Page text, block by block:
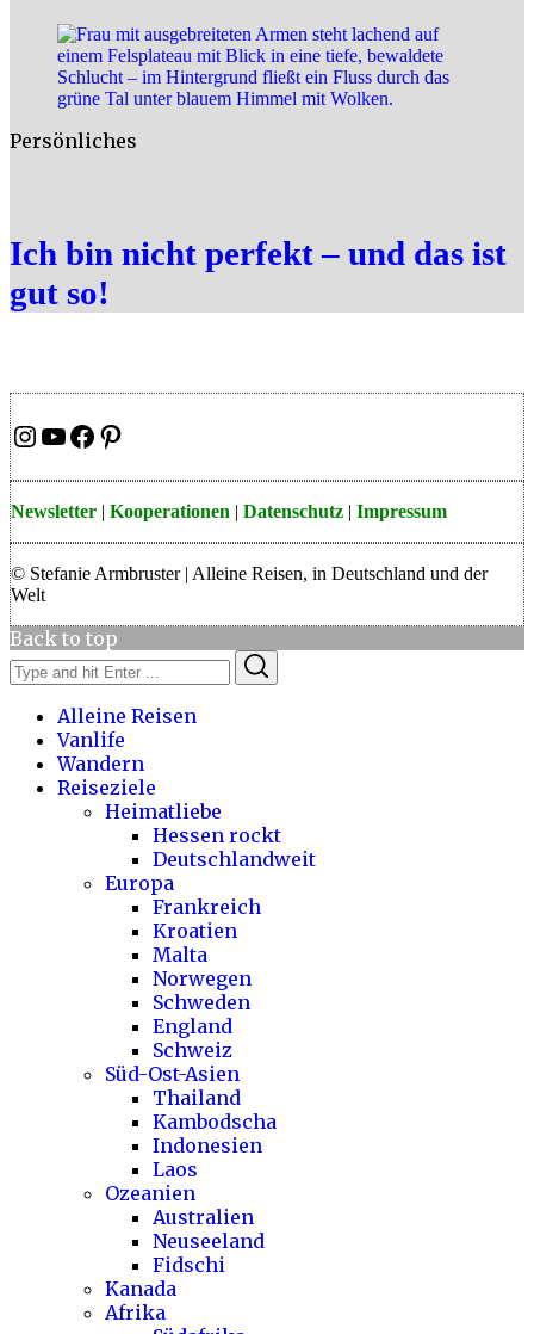
Persönliches
Ich bin nicht perfekt – und das ist
gut so!
Instagram
YouTube
Facebook
Pinterest
Newsletter Kooperationen Datenschutz Impressum
© Stefanie Armbruster | Alleine Reisen, in Deutschland und der
Welt
Back to top
Search
for:
Alleine Reisen
Vanlife
Wandern
Reiseziele
Heimatliebe
Hessen rockt
Deutschlandweit
Europa
Frankreich
Kroatien
Malta
Norwegen
Schweden
England
Schweiz
Süd-Ost-Asien
Thailand
Kambodscha
Indonesien
Laos
Ozeanien
Australien
Neuseeland
Fidschi
Kanada
Afrika